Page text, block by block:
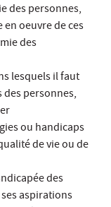
des personnes,
oeuvre de ces
des
lesquels il faut
personnes,
ou handicaps
de vie ou de
des
aspirations